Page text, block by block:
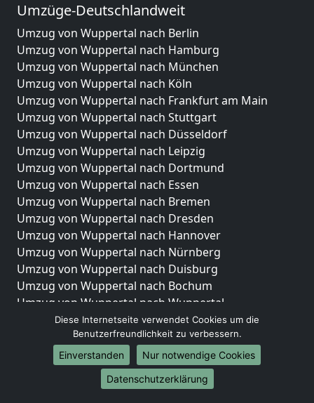
Umzüge-Deutschlandweit
Umzug von Wuppertal nach Berlin
Umzug von Wuppertal nach Hamburg
Umzug von Wuppertal nach München
Umzug von Wuppertal nach Köln
Umzug von Wuppertal nach Frankfurt am Main
Umzug von Wuppertal nach Stuttgart
Umzug von Wuppertal nach Düsseldorf
Umzug von Wuppertal nach Leipzig
Umzug von Wuppertal nach Dortmund
Umzug von Wuppertal nach Essen
Umzug von Wuppertal nach Bremen
Umzug von Wuppertal nach Dresden
Umzug von Wuppertal nach Hannover
Umzug von Wuppertal nach Nürnberg
Umzug von Wuppertal nach Duisburg
Umzug von Wuppertal nach Bochum
Umzug von Wuppertal nach Wuppertal
Umzug von Wuppertal nach Bielefeld
Umzug von Wuppertal nach Bonn
Umzug von Wuppertal nach Münster
Internationale-Umzüge
Diese Internetseite verwendet Cookies um die
Benutzerfreundlichkeit zu verbessern.
Einverstanden
Nur notwendige Cookies
Datenschutzerklärung